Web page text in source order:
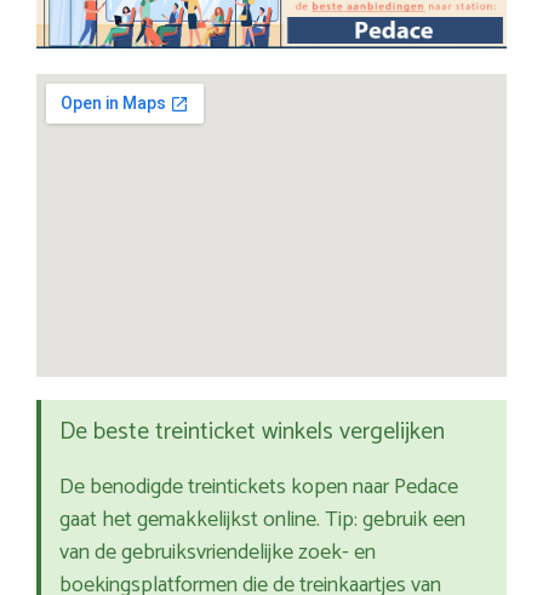
De beste treinticket winkels vergelijken
De benodigde treintickets kopen naar Pedace
gaat het gemakkelijkst online. Tip: gebruik een
van de gebruiksvriendelijke zoek- en
boekingsplatformen die de treinkaartjes van